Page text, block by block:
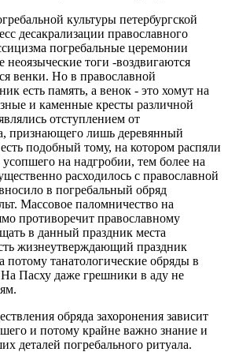
культуры петербургской
десакрализации православного
погребальные церемонии
тоги -воздвигаются
венки. Но в православной
есть память, а венок - это хомут на
и каменные кресты различной
отступлением от
признающего лишь деревянный
подобный тому, на котором распяли
на надгробии, тем более на
расходилось с православной
в погребальный обряд
Массовое паломничество на
противоречит православному
в данный праздник места
жизнеутверждающий праздник
потому танатологические обряды в
Пасху даже грешники в аду не
обряда захоронения зависит
и потому крайне важно знание и
деталей погребального ритуала.